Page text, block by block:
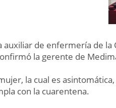
auxiliar de enfermería de la
la gerente de
la cual es
con la cuarentena.